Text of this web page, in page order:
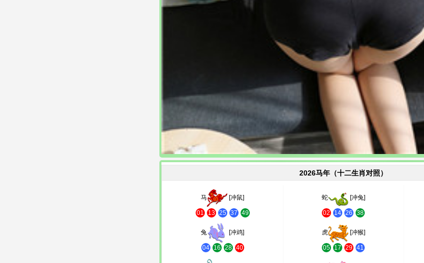
2026马年（十二生肖对照）
马 [冲鼠]
01 13 25 37 49
蛇 [冲兔]
02 14 26 38
兔 [冲鸡]
04 16 28 40
虎 [冲猴]
05 17 29 41